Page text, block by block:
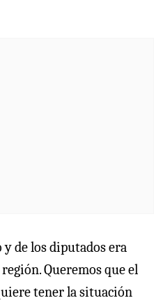
de los diputados era
Queremos que el
tener la situación